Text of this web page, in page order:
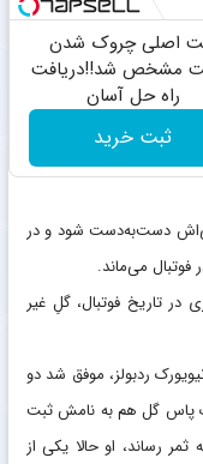
اصلی چروک شدن
مشخص شد!!دریافت
راه حل آسان
ثبت خرید
دست‌به‌دست شود و در
می‌ماند.
در تاریخ فوتبال، گلِ غیر
ردبولز، موفق شد دو
یک پاس گل هم به نامش ثبت
رساند، او حالا یکی از